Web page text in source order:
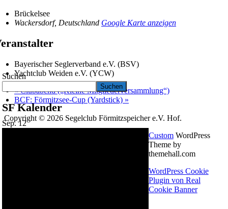
Brückelsee
Wackersdorf, Deutschland Google Karte anzeigen
Bayerischer Seglerverband e.V. (BSV)
Yachtclub Weiden e.V. (YCW)
«Clubabend („Kleine Mitgliederversammlung“)
BCF: Förmitzsee-Cup (Yardstick) »
Suchen
Suchen
SF Kalender
Sep.12
Copyright © 2026 Segelclub Förmitzspeicher e.V. Hof.
CustomWordPress
Theme by
themehall.com
WordPress Cookie
Plugin von Real
Cookie Banner